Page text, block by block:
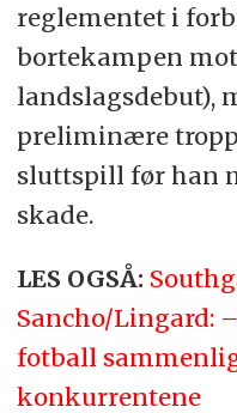
reglementet i
bortekampen
landslagsdebut),
preliminære
sluttspill før han
skade.
LES OGSÅ:
Sancho/Lingard:
fotball
konkurrentene